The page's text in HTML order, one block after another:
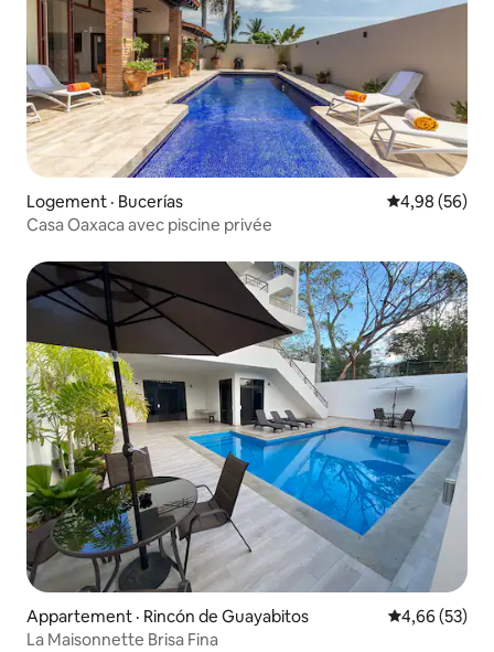
Logement · Bucerías Note
4,98 (56)
Casa Oaxaca avec piscine privée
Appartement · Rincón de Guayabitos Note
4,66 (53)
La Maisonnette Brisa Fina